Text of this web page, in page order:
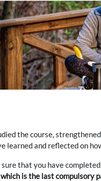
the course,
learned and reflected on
sure that you have
is the last compulsory